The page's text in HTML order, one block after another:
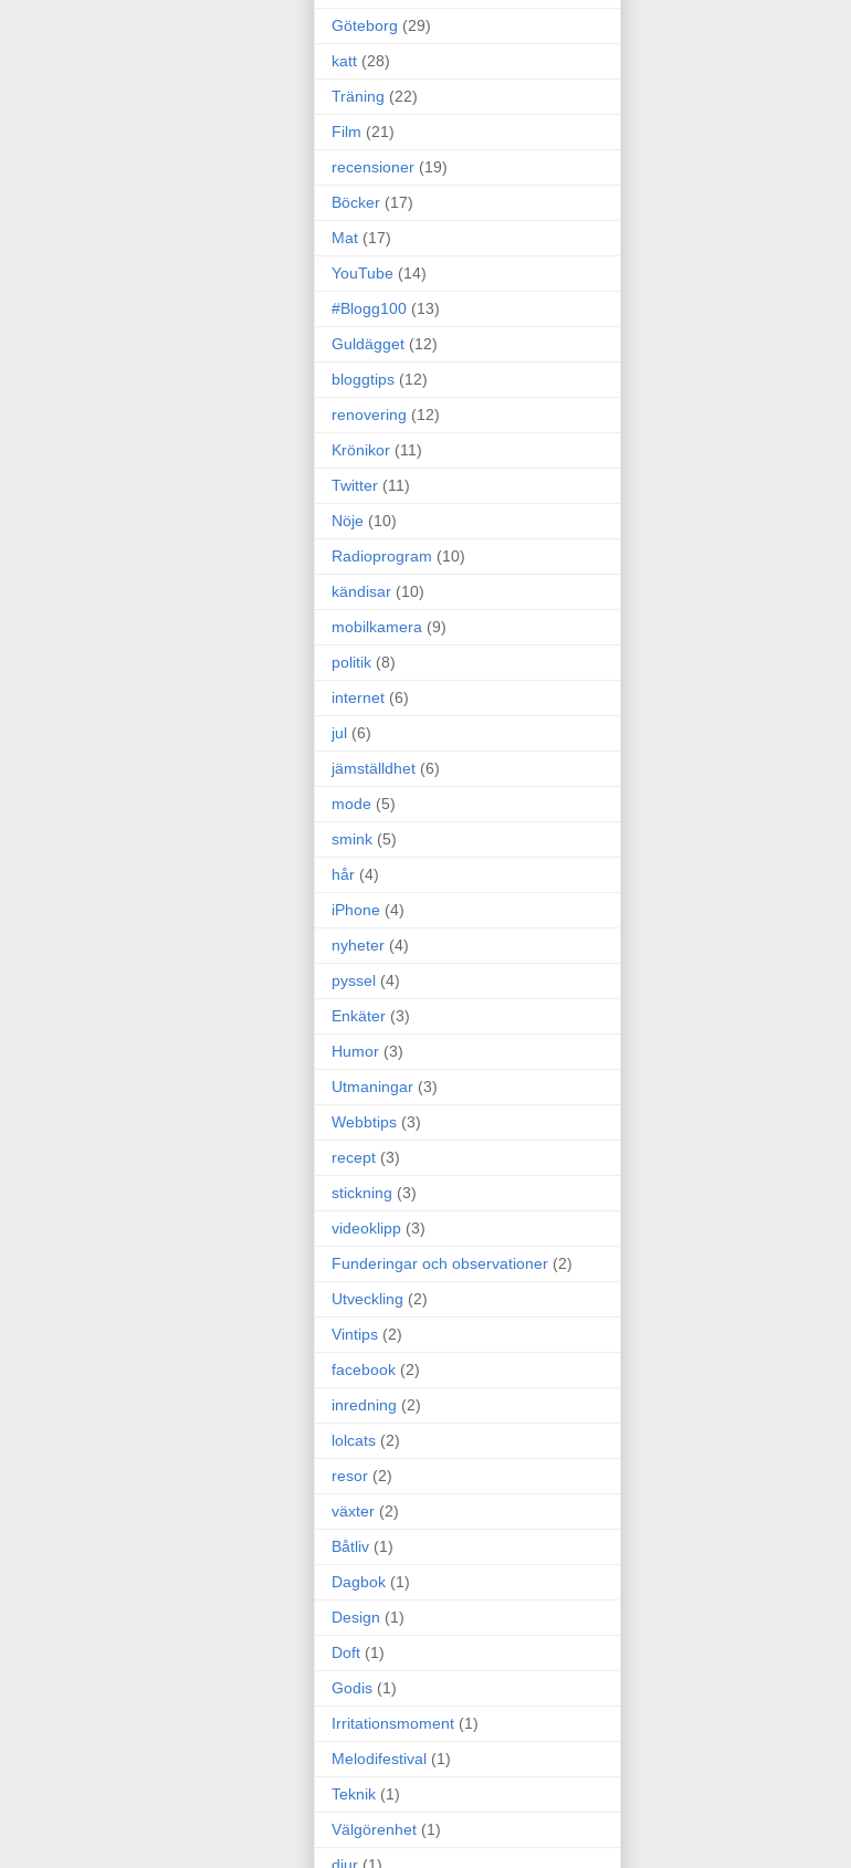
Göteborg (29)
katt (28)
Träning (22)
Film (21)
recensioner (19)
Böcker (17)
Mat (17)
YouTube (14)
#Blogg100 (13)
Guldägget (12)
bloggtips (12)
renovering (12)
Krönikor (11)
Twitter (11)
Nöje (10)
Radioprogram (10)
kändisar (10)
mobilkamera (9)
politik (8)
internet (6)
jul (6)
jämställdhet (6)
mode (5)
smink (5)
hår (4)
iPhone (4)
nyheter (4)
pyssel (4)
Enkäter (3)
Humor (3)
Utmaningar (3)
Webbtips (3)
recept (3)
stickning (3)
videoklipp (3)
Funderingar och observationer (2)
Utveckling (2)
Vintips (2)
facebook (2)
inredning (2)
lolcats (2)
resor (2)
växter (2)
Båtliv (1)
Dagbok (1)
Design (1)
Doft (1)
Godis (1)
Irritationsmoment (1)
Melodifestival (1)
Teknik (1)
Välgörenhet (1)